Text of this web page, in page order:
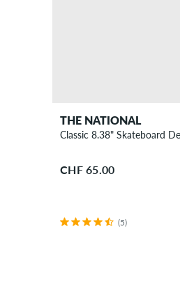
THE NATIONAL
Classic 8.38" Skateboard
CHF 65.00
(5)